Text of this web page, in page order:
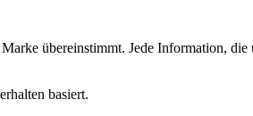
übereinstimmt. Jede Information, die
basiert.